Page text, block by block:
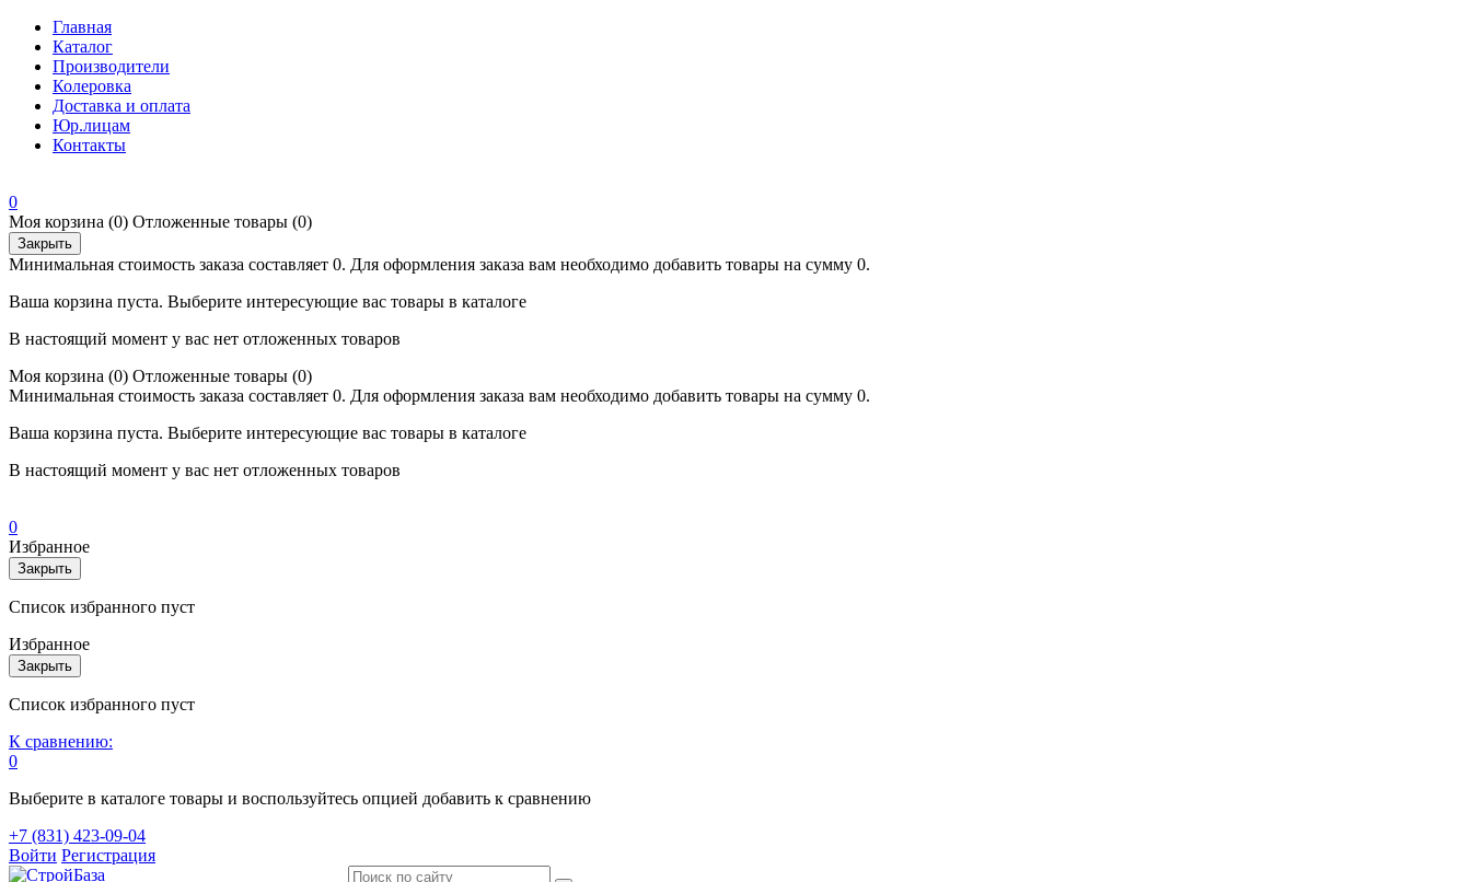
Главная
Каталог
Производители
Колеровка
Доставка и оплата
Юр.лицам
Контакты
0
Моя корзина (0) Отложенные товары (0)
Закрыть
Минимальная стоимость заказа составляет 0. Для оформления заказа вам необходимо добавить товары на сумму 0.
Ваша корзина пуста. Выберите интересующие вас товары в каталоге
В настоящий момент у вас нет отложенных товаров
Моя корзина (0) Отложенные товары (0)
Минимальная стоимость заказа составляет 0. Для оформления заказа вам необходимо добавить товары на сумму 0.
Ваша корзина пуста. Выберите интересующие вас товары в каталоге
В настоящий момент у вас нет отложенных товаров
0
Избранное
Закрыть
Список избранного пуст
Избранное
Закрыть
Список избранного пуст
К сравнению:
0
Выберите в каталоге товары и воспользуйтесь опцией добавить к сравнению
+7 (831) 423-09-04
Войти Регистрация